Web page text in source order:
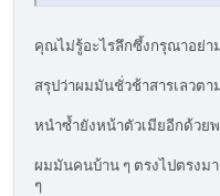
คุณไม่รู้อะไรลึกซึ้งกรุณาอย่า
สรุปว่าผมมันชั่วช้าสารเลวต
หนำซ้ำยังหน้าตัวเมียอีกด้วย
ผมมันคนบ้าน ๆ ตรงไปตรงม
ๆ